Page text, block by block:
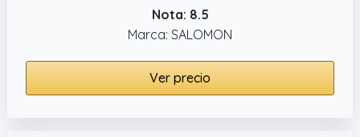
Nota: 8.5
Marca: SALOMON
Ver precio